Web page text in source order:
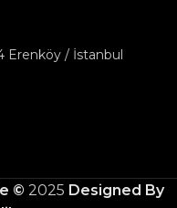
Erenköy / İstanbul
© 2025 Designed By